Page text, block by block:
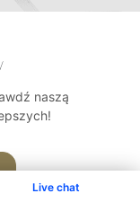
Live chat
naszą